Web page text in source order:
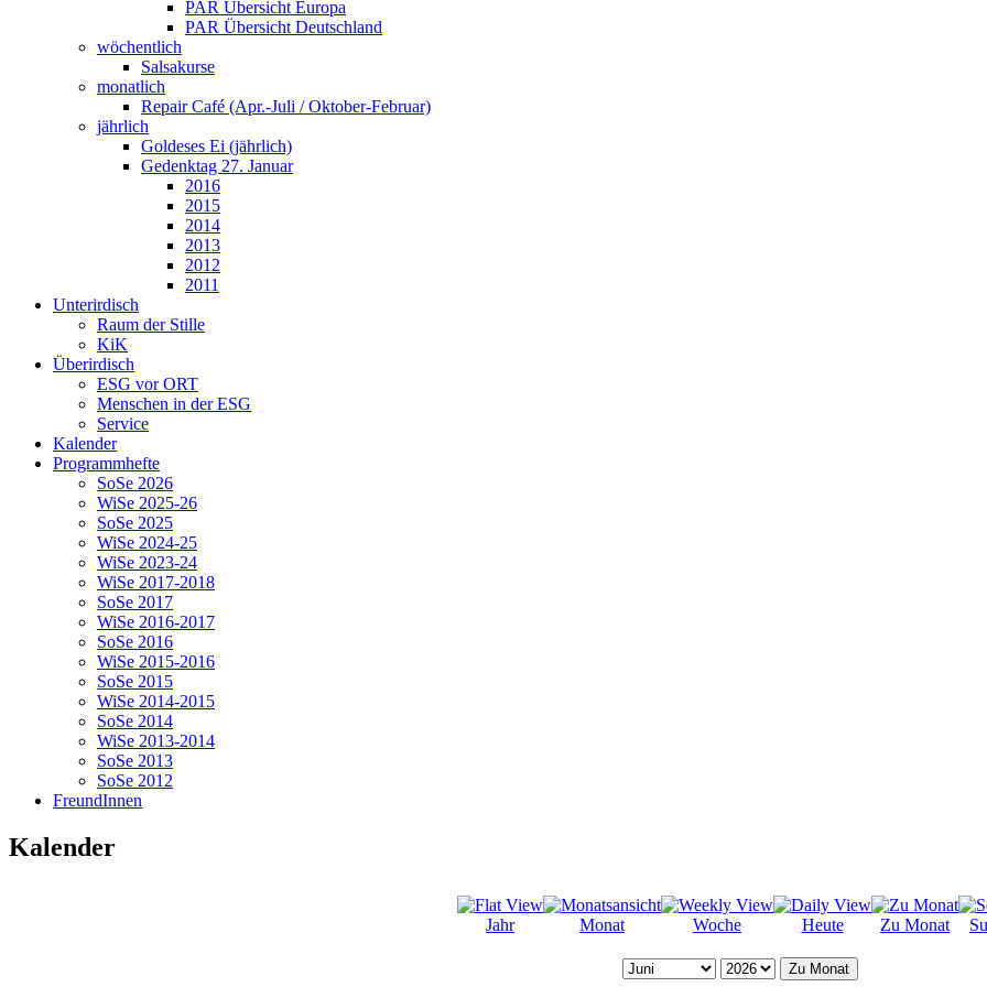
PAR Übersicht Europa
PAR Übersicht Deutschland
wöchentlich
Salsakurse
monatlich
Repair Café (Apr.-Juli / Oktober-Februar)
jährlich
Goldeses Ei (jährlich)
Gedenktag 27. Januar
2016
2015
2014
2013
2012
2011
Unterirdisch
Raum der Stille
KiK
Überirdisch
ESG vor ORT
Menschen in der ESG
Service
Kalender
Programmhefte
SoSe 2026
WiSe 2025-26
SoSe 2025
WiSe 2024-25
WiSe 2023-24
WiSe 2017-2018
SoSe 2017
WiSe 2016-2017
SoSe 2016
WiSe 2015-2016
SoSe 2015
WiSe 2014-2015
SoSe 2014
WiSe 2013-2014
SoSe 2013
SoSe 2012
FreundInnen
Kalender
Jahr Monat Woche Heute Zu Monat
Zu Monat